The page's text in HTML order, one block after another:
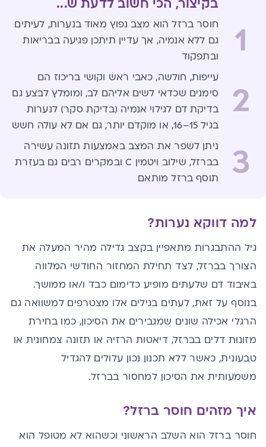
בקיצור, הכי חשוב לדעת ש...
1
חוסר ברזל הוא מצב נפוץ מאוד בנערות, לעיתים
גם ללא אנמיה, אך עדיין תיתכן פגיעה בבריאות
ובתפקוד
2
עייפות, חולשה, כאבי ראש וקושי בריכוז הם
סימנים שכדאי לשים אליהם לב, ומומלץ לבצע גם
בדיקת דם לגילוי אנמיה (בדיקת סקר) לנערות
בגיל 15–16, או מוקדם יותר, גם אם לא עולה חשש
3
ניתן לשפר את המצב באמצעות תזונה עשירה
בברזל, שילוב ויטמין C ובמקרים רבים גם בעזרת
תוסף ברזל מותאם
למה דווקא נערות?
גיל ההתבגרות מתאפיין בקצב גדילה מהיר המעלה את
הצורך בברזל, לצד תחילת המחזור החודשי המלווה
באיבוד דם שלעתים מופיע כדימום כבד ו/או ממושך.
בנוסף על זאת, לעתים בגילים אלו מצטרפים למשוואה גם
הרגלי אכילה שונים שמגבירים את הסיכון, כמו בחירת
מזונות דלים בברזל, דיאטות הרזיה או תזונה צמחונית או
טבעונית, כאשר ללא תכנון נכון עלולים להגדיל
משמעותית את הסיכון למחסור בברזל.
איך מזהים חוסר ברזל?
חוסר ברזל הוא השלב הראשוני וכשהוא לא מטופל הוא